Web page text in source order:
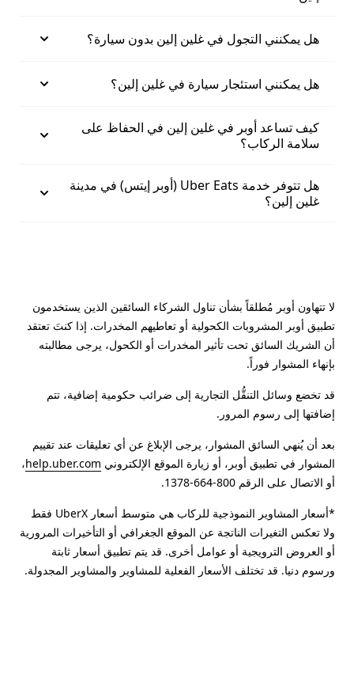
هل يمكنني التجول في غلين إلين بدون سيارة؟
هل يمكنني استئجار سيارة في غلين إلين؟
كيف تساعد أوبر في غلين إلين في الحفاظ على
سلامة الركاب؟
هل تتوفر خدمة Uber Eats (أوبر إيتس) في مدينة
غلين إلين؟
لا تتهاون أوبر مُطلقاً بشأن تناول الشركاء السائقين الذين يستخدمون
تطبيق أوبر المشروبات الكحولية أو تعاطيهم المخدرات. إذا كنتَ تعتقد
أن الشريك السائق تحت تأثير المخدرات أو الكحول، يرجى مطالبته
بإنهاء المشوار فوراً.
قد تخضع وسائل التنقُّل التجارية إلى ضرائب حكومية إضافية، تتم
إضافتها إلى رسوم المرور.
بعد أن يُنهي السائق المشوار، يرجى الإبلاغ عن أي تعليقات عند تقييم
المشوار في تطبيق أوبر، أو زيارة الموقع الإلكتروني help.uber.com،
أو الاتصال على الرقم 800-664-1378.
*أسعار المشاوير النموذجية للركاب هي متوسط أسعار UberX فقط
ولا تعكس التغيرات الناتجة عن الموقع الجغرافي أو التأخيرات المرورية
أو العروض الترويجية أو عوامل أخرى. قد يتم تطبيق أسعار ثابتة
ورسوم دنيا. قد تختلف الأسعار الفعلية للمشاوير والمشاوير المجدولة.